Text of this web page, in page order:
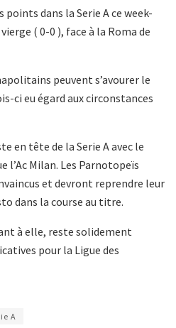
points dans la Serie A ce week-
( 0-0 ), face à la Roma de
peuvent s’avourer le
ci eu égard aux circonstances
en tête de la Serie A avec le
l’Ac Milan. Les Parnotopeïs
et devront reprendre leur
dans la course au titre.
à elle, reste solidement
pour la Ligue des
A